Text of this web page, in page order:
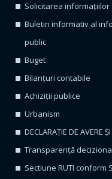
Solicitarea
Buletin informativ al
public
Buget
Bilanțuri contabile
Achiziții publice
Urbanism
DECLARAȚIE DE AVERE
Transparență
Sectiune RUTI conform